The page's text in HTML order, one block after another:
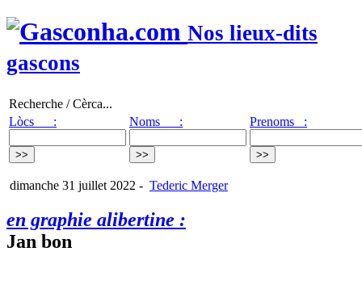
Nos lieux-dits
gascons
Recherche / Cèrca...
Lòcs :
Noms : Prenoms :
dimanche 31 juillet 2022 - Tederic Merger
en graphie alibertine :
Jan bon